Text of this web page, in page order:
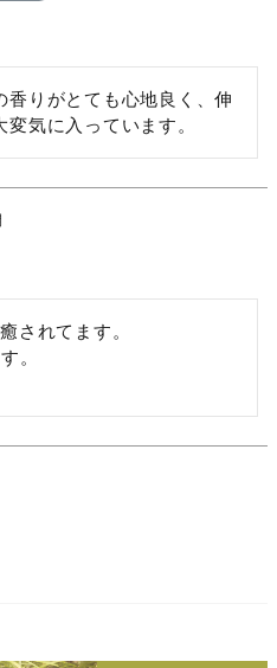
香りがとても心地良く、伸
気に入っています。
されてます。
。